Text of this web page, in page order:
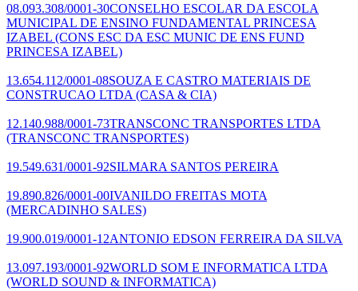
08.093.308/0001-30CONSELHO ESCOLAR DA ESCOLA
MUNICIPAL DE ENSINO FUNDAMENTAL PRINCESA
IZABEL (CONS ESC DA ESC MUNIC DE ENS FUND
PRINCESA IZABEL)
13.654.112/0001-08SOUZA E CASTRO MATERIAIS DE
CONSTRUCAO LTDA (CASA & CIA)
12.140.988/0001-73TRANSCONC TRANSPORTES LTDA
(TRANSCONC TRANSPORTES)
19.549.631/0001-92SILMARA SANTOS PEREIRA
19.890.826/0001-00IVANILDO FREITAS MOTA
(MERCADINHO SALES)
19.900.019/0001-12ANTONIO EDSON FERREIRA DA SILVA
13.097.193/0001-92WORLD SOM E INFORMATICA LTDA
(WORLD SOUND & INFORMATICA)